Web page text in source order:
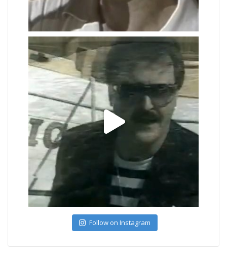
Follow on Instagram